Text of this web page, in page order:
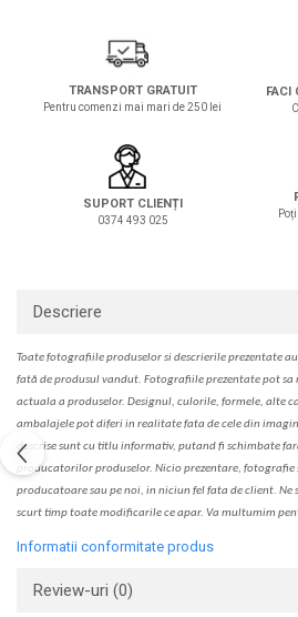
Vata demachianta
TRANSPORT GRATUIT
Pentru comenzi mai mari de 250 lei
FACI
SUPORT CLIENȚI
0374 493 025
Descriere
Toate fotografiile produselorsidescrierileprezentate
fată de produsul vandut. Fotografiile prezentate pot sa
actuala a produselor. Designul, culorile, formele, alte
ambalajele pot diferi in realitate fata de cele din
descrise sunt cu titlu informativ, putand fi schimbate far
producatorilor produselor. Nicio prezentare, fotografie
producatoare sau pe noi, in niciun fel fata de client. Ne
scurt timp toate modificarile ce apar. Va multumim
Informatii conformitate produs
Review-uri (0)